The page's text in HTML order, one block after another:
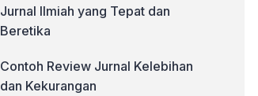
Jurnal Ilmiah yang Tepat dan
Beretika
Contoh Review Jurnal Kelebihan
dan Kekurangan